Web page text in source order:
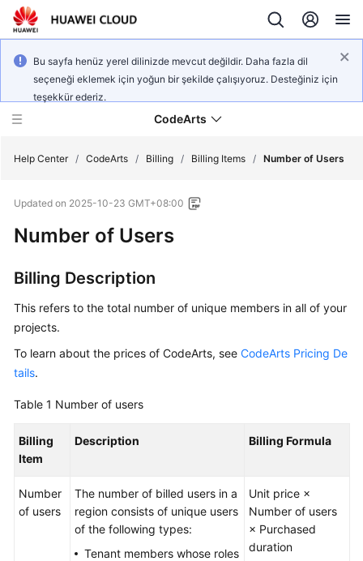
Bu sayfa henüz yerel dilinizde mevcut değildir. Daha fazla dil
seçeneği eklemek için yoğun bir şekilde çalışıyoruz. Desteğiniz için
teşekkür ederiz.
CodeArts
Service
Overview
Getting
Started
User
Guide
Best
API
Help Center / CodeArts / Billing / Billing Items / Number of Users
Updated on 2025-10-23 GMT+08:00
Number of Users
Billing Description
This refers to the total number of unique members in all of your
projects.
To learn about the prices of CodeArts, see CodeArts Pricing De
tails.
Table 1 Number of users
Billing
Item
Description Billing Formula
Number
of users
The number of billed users in a
region consists of unique users
of the following types:
Tenant members whose roles
Unit price ×
Number of users
× Purchased
duration